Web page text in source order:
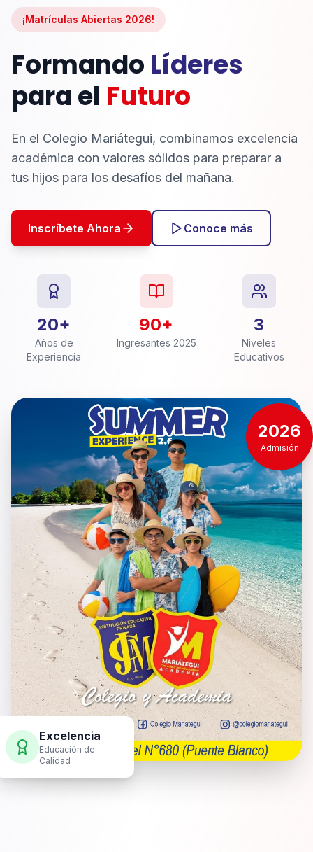
¡Matrículas Abiertas 2026!
Formando Líderes
para el Futuro
En el Colegio Mariátegui, combinamos excelencia
académica con valores sólidos para preparar a
tus hijos para los desafíos del mañana.
Inscríbete Ahora Conoce más
20+
Años de
Experiencia
90+
Ingresantes 2025
3
Niveles
Educativos
Excelencia
Educación de
Calidad
2026
Admisión